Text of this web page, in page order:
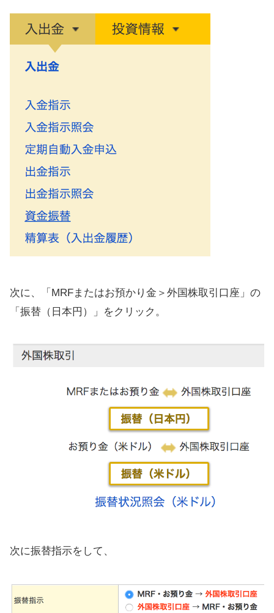
次に、「MRFまたはお預かり金＞外国株取引口座」の
「振替（日本円）」をクリック。
次に振替指示をして、